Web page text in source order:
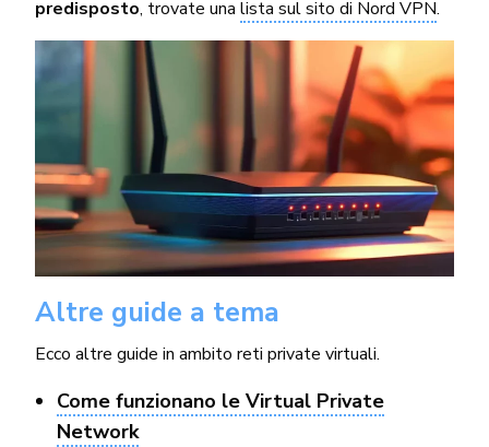
predisposto, trovate unalista sul sito di Nord VPN.
Altre guide a tema
Ecco altre guide in ambito reti private virtuali.
Come funzionano le Virtual Private
Network